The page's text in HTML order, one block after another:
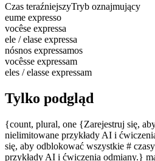
Czas teraźniejszyTryb oznajmujący
eume expresso
vocêse expressa
ele / elase expressa
nósnos expressamos
vocêsse expressam
eles / elasse expressam
Tylko podgląd
{count, plural, one {Zarejestruj się,
nielimitowane przykłady AI i
się, aby odblokować wszystkie #
przykłady AI i ćwiczenia odmiany.}